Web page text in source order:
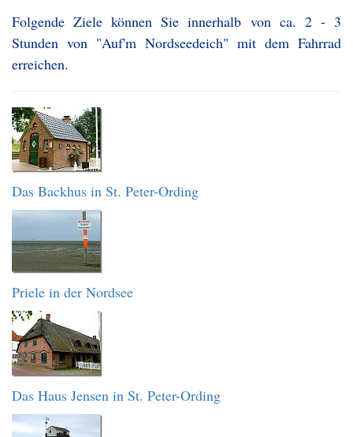
Folgende Ziele können Sie innerhalb von ca. 2 - 3
Stunden von "Auf'm Nordseedeich" mit dem Fahrrad
erreichen.
Das Backhus in St. Peter-Ording
Priele in der Nordsee
Das Haus Jensen in St. Peter-Ording